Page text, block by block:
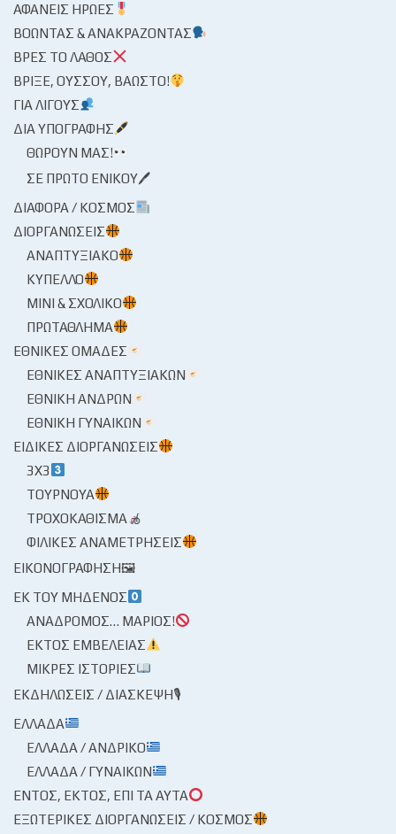
ΑΦΑΝΕΊΣ ΉΡΩΕΣ
ΒΟΏΝΤΑΣ & ΑΝΑΚΡΆΖΟΝΤΑΣ
ΒΡΕΣ ΤΟ ΛΆΘΟΣ
ΒΡΊΞΕ, ΟΎΣΣΟΥ, ΒΆΩΣΤΟ!
ΓΙΑ ΛΊΓΟΥΣ
ΔΙΑ ΥΠΟΓΡΑΦΉΣ
ΘΩΡΟΎΝ ΜΑΣ!
ΣΕ ΠΡΏΤΟ ΕΝΙΚΟΎ🖊
ΔΙΆΦΟΡΑ / ΚΌΣΜΟΣ
ΔΙΟΡΓΑΝΏΣΕΙΣ
ΑΝΑΠΤΥΞΙΑΚΌ
ΚΎΠΕΛΛΟ
ΜΊΝΙ & ΣΧΟΛΙΚΌ
ΠΡΩΤΆΘΛΗΜΑ
ΕΘΝΙΚΈΣ ΟΜΆΔΕΣ
ΕΘΝΙΚΈΣ ΑΝΑΠΤΥΞΙΑΚΏΝ
ΕΘΝΙΚΉ ΑΝΔΡΏΝ
ΕΘΝΙΚΉ ΓΥΝΑΙΚΏΝ
ΕΙΔΙΚΈΣ ΔΙΟΡΓΑΝΏΣΕΙΣ
3X3
ΤΟΥΡΝΟΥΆ
ΤΡΟΧΟΚΆΘΙΣΜΑ
ΦΙΛΙΚΈΣ ΑΝΑΜΕΤΡΉΣΕΙΣ
ΕΙΚΟΝΟΓΡΆΦΗΣΗ🖼
ΕΚ ΤΟΥ ΜΗΔΕΝΌΣ
ΑΝΆΔΡΟΜΟΣ… ΜΆΡΙΟΣ!
ΕΚΤΌΣ ΕΜΒΈΛΕΙΑΣ
ΜΙΚΡΈΣ ΙΣΤΟΡΊΕΣ
ΕΚΔΗΛΏΣΕΙΣ / ΔΙΆΣΚΕΨΗ🎙
ΕΛΛΆΔΑ
ΕΛΛΆΔΑ / ΑΝΔΡΙΚΌ
ΕΛΛΆΔΑ / ΓΥΝΑΙΚΏΝ
ΕΝΤΌΣ, ΕΚΤΌΣ, ΕΠΊ ΤΑ ΑΥΤΆ
ΕΞΩΤΕΡΙΚΈΣ ΔΙΟΡΓΑΝΏΣΕΙΣ / ΚΌΣΜΟΣ